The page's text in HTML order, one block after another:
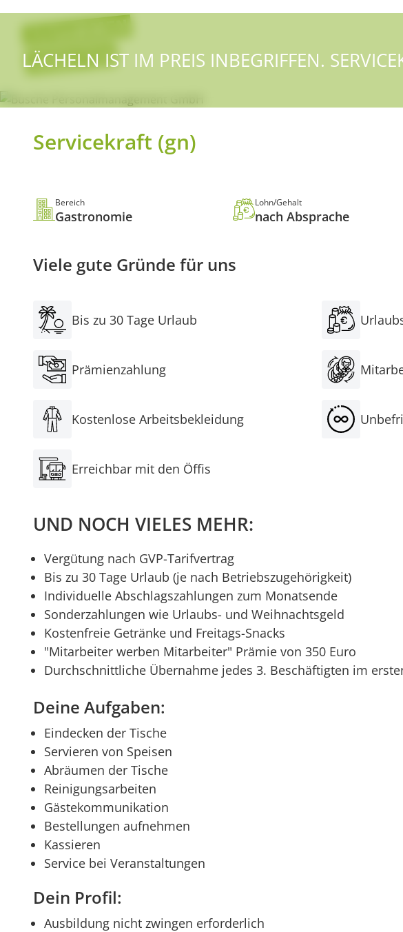
zum
LÄCHELN IST IM PREIS INBEGRIFFEN.
Servicekraft (gn)
Bereich
Gastronomie
Lohn/Gehalt
nach Absprache
Viele gute Gründe für uns
Bis zu 30 Tage Urlaub
Prämienzahlung
Kostenlose Arbeitsbekleidung
Erreichbar mit den Öffis
UND NOCH VIELES MEHR:
Vergütung nach GVP-Tarifvertrag
Bis zu 30 Tage Urlaub (je nach Betriebszugehörigkeit)
Individuelle Abschlagszahlungen zum Monatsende
Sonderzahlungen wie Urlaubs- und Weihnachtsgeld
Kostenfreie Getränke und Freitags-Snacks
"Mitarbeiter werben Mitarbeiter" Prämie von 350 Euro
Durchschnittliche Übernahme jedes 3. Beschäftigten im
Deine Aufgaben:
Eindecken der Tische
Servieren von Speisen
Abräumen der Tische
Reinigungsarbeiten
Gästekommunikation
Bestellungen aufnehmen
Kassieren
Service bei Veranstaltungen
Dein Profil:
Ausbildung nicht zwingen erforderlich